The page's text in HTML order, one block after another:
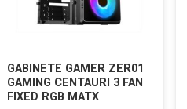
GABINETE GAMER ZER01
GAMING CENTAURI 3 FAN
FIXED RGB MATX